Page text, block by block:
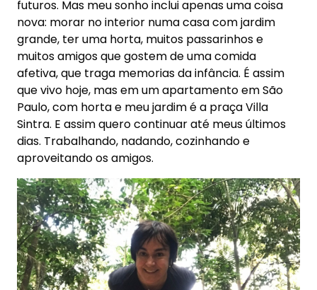
futuros. Mas meu sonho inclui apenas uma coisa
nova: morar no interior numa casa com jardim
grande, ter uma horta, muitos passarinhos e
muitos amigos que gostem de uma comida
afetiva, que traga memorias da infância. É assim
que vivo hoje, mas em um apartamento em São
Paulo, com horta e meu jardim é a praça Villa
Sintra. E assim quero continuar até meus últimos
dias. Trabalhando, nadando, cozinhando e
aproveitando os amigos.